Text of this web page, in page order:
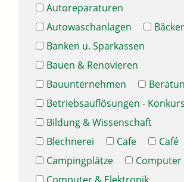
Autoreparaturen
Autowaschanlagen
Banken u. Sparkassen
Bauen & Renovieren
Bauunternehmen
Betriebsauflösungen -
Bildung & Wissenschaft
Blechnerei
Cafe
Café
Campingplätze
Computer